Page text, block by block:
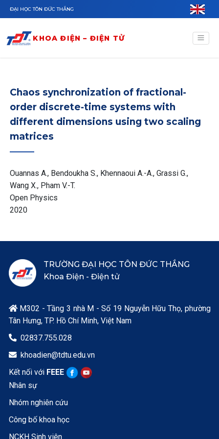
Nhảy đến nội dung
ĐẠI HỌC TÔN ĐỨC THẮNG
KHOA ĐIỆN – ĐIỆN TỬ
Chaos synchronization of fractional-
order discrete-time systems with
different dimensions using two scaling
matrices
Ouannas A., Bendoukha S., Khennaoui A.-A., Grassi G.,
Wang X., Pham V.-T.
Open Physics
2020
TRƯỜNG ĐẠI HỌC TÔN ĐỨC THẮNG
Khoa Điện - Điện tử
M302 - Tầng 3 nhà M - Số 19 Nguyễn Hữu Thọ, phường
Tân Hưng, TP. Hồ Chí Minh, Việt Nam
 02837.755.028
 khoadien@tdtu.edu.vn
Kết nối với FEEE
Nhân sự
Nhóm nghiên cứu
Công bố khoa học
NCKH Sinh viên